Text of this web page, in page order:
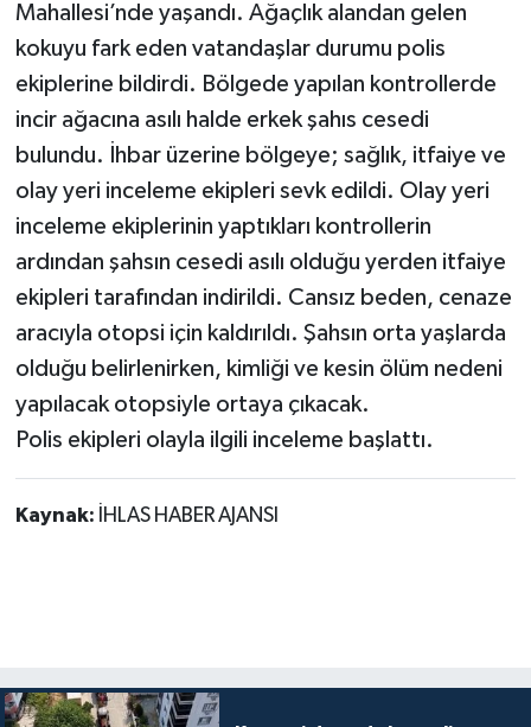
Mahallesi’nde yaşandı. Ağaçlık alandan gelen
kokuyu fark eden vatandaşlar durumu polis
ekiplerine bildirdi. Bölgede yapılan kontrollerde
incir ağacına asılı halde erkek şahıs cesedi
bulundu. İhbar üzerine bölgeye; sağlık, itfaiye ve
olay yeri inceleme ekipleri sevk edildi. Olay yeri
inceleme ekiplerinin yaptıkları kontrollerin
ardından şahsın cesedi asılı olduğu yerden itfaiye
ekipleri tarafından indirildi. Cansız beden, cenaze
aracıyla otopsi için kaldırıldı. Şahsın orta yaşlarda
olduğu belirlenirken, kimliği ve kesin ölüm nedeni
yapılacak otopsiyle ortaya çıkacak.
Polis ekipleri olayla ilgili inceleme başlattı.
Kaynak: İHLAS HABER AJANSI